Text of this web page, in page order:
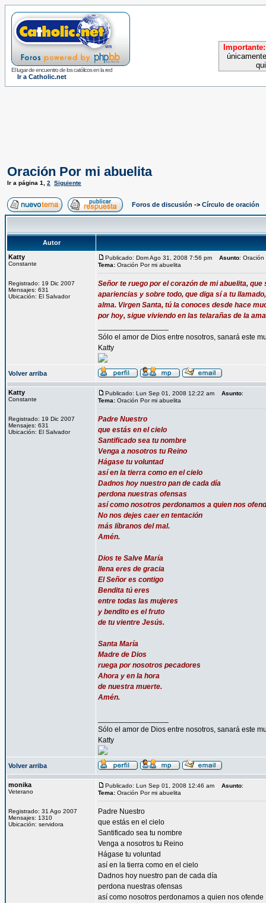
El lugar de encuentro de los católicos en la red
Ir a Catholic.net
Importante:
Oración Por mi abuelita
Ir a página 1 2 Siguiente
Foros de discusión -> Círculo de oración
Autor
Katty
Constante
Registrado: 19 Dic 2007
Mensajes: 631
Ubicación: El Salvador
Publicado: Dom Ago 31, 2008 7:56 pm Asunto: Oración
Tema: Oración Por mi abuelita
Señor te ruego por el corazón de mi abuelita,
apariencias y sobre todo, que diga sí a tu
alma. Virgen Santa, tú la conoces desde hace
por hoy, sigue viviendo en las telarañas de la
Sólo el amor de Dios entre nosotros, sanará este
Katty
Volver arriba
Katty
Constante
Registrado: 19 Dic 2007
Mensajes: 631
Ubicación: El Salvador
Publicado: Lun Sep 01, 2008 12:22 am Asunto:
Tema: Oración Por mi abuelita
Padre Nuestro
que estás en el cielo
Santificado sea tu nombre
Venga a nosotros tu Reino
Hágase tu voluntad
así en la tierra como en el cielo
Dadnos hoy nuestro pan de cada día
perdona nuestras ofensas
así como nosotros perdonamos a quien nos
No nos dejes caer en tentación
más líbranos del mal.
Amén.
Dios te Salve María
llena eres de gracia
El Señor es contigo
Bendita tú eres
entre todas las mujeres
y bendito es el fruto
de tu vientre Jesús.
Santa María
Madre de Dios
ruega por nosotros pecadores
Ahora y en la hora
de nuestra muerte.
Amén.
Sólo el amor de Dios entre nosotros, sanará este
Katty
Volver arriba
monika
Veterano
Registrado: 31 Ago 2007
Mensajes: 1310
Ubicación: servidora
Publicado: Lun Sep 01, 2008 12:46 am Asunto:
Tema: Oración Por mi abuelita
Padre Nuestro
que estás en el cielo
Santificado sea tu nombre
Venga a nosotros tu Reino
Hágase tu voluntad
así en la tierra como en el cielo
Dadnos hoy nuestro pan de cada día
perdona nuestras ofensas
así como nosotros perdonamos a quien nos ofende